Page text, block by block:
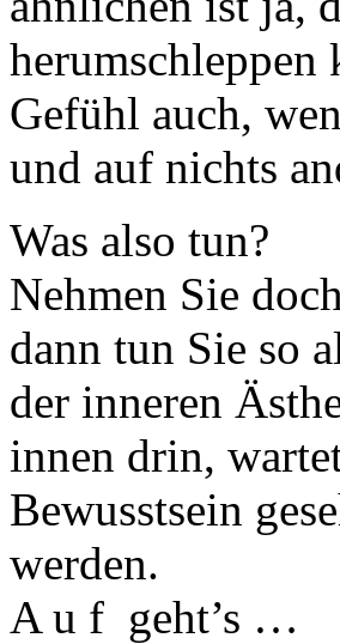
Gefühl auch,
und auf nichts
Was also tun?
Nehmen Sie
dann tun Sie so
der inneren
innen drin,
Bewusstsein
werden.
A u f geht’s …